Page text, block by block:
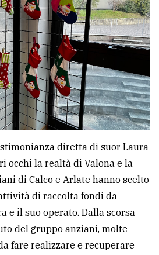
diretta di suor Laura
occhi la realtà di Valona e la
di Calco e Arlate hanno scelto
di raccolta fondi da
e il suo operato. Dalla scorsa
del gruppo anziani, molte
fare realizzare e recuperare